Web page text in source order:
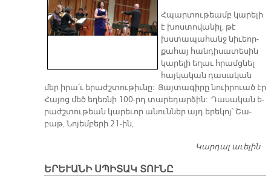
Հպար­տու­թեամբ կա­րե­լի
է խոս­տո­վա­նիլ, թէ
խստա­պա­հանջ նի­ւեոր­
քա­հայ հան­դի­սա­տե­սին
կա­րե­լի ե­ղաւ հրամց­նել
հայ­կա­կան դա­սա­կան
մեր ի­րա՛ւ ե­րաժշ­տու­թիւ­նը: Յայ­տա­գի­րը նուի­րուած էր
Հա­յոց մեծ ե­ղեռ­նի 100-րդ տա­րե­դար­ձին: Դա­սա­կան ե­
րաժշ­տու­թեան կա­րե­ւոր ա­նուն­ներ այդ ե­րե­կոյ՝ Շա­
բաթ, Նո­յեմ­բե­րի 21-ին,
Կարդալ աւելին
ԵՐԵՒԱՆԻ ՍՊԻՏԱԿ ՏՈՒՆԸ